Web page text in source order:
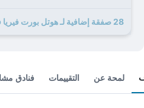
28 صفقة إضافية لـ هوتل بورت فيريا فالينسيا
لمحة عن التقييمات فنادق